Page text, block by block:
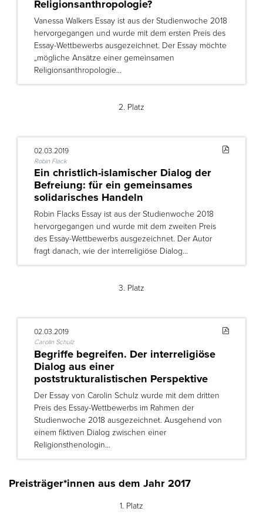
Religionsanthropologie?
Vanessa Walkers Essay ist aus der Studienwoche 2018
hervorgegangen und wurde mit dem ersten Preis des
Essay-Wettbewerbs ausgezeichnet. Der Essay möchte
„mögliche Ansätze einer gemeinsamen
Religionsanthropologie…
2. Platz
02.03.2019
Robin Flack
Ein christlich-islamischer Dialog der
Befreiung: für ein gemeinsames
solidarisches Handeln
Robin Flacks Essay ist aus der Studienwoche 2018
hervorgegangen und wurde mit dem zweiten Preis
des Essay-Wettbewerbs ausgezeichnet. Der Autor
fragt danach, wie der interreligiöse Dialog…
3. Platz
02.03.2019
Carolin Schulz
Begriffe begreifen. Der interreligiöse
Dialog aus einer
poststrukturalistischen Perspektive
Der Essay von Carolin Schulz wurde mit dem dritten
Preis des Essay-Wettbewerbs im Rahmen der
Studienwoche 2018 ausgezeichnet. Ausgehend von
einem fiktiven Dialog zwischen einer
Religionsthenologin…
Preisträger*innen aus dem Jahr 2017
1. Platz